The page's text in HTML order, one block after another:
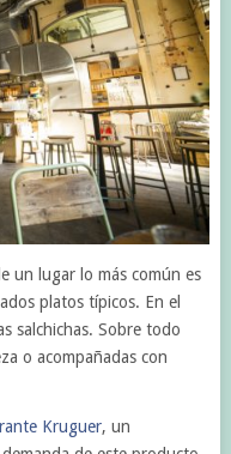
un lugar lo más común es
platos típicos. En el
salchichas. Sobre todo
o acompañadas con
Kruguer, un